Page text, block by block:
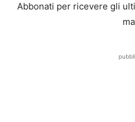
Abbonati per ricevere gli